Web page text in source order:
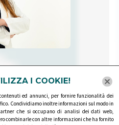
Bitto
in Medicina dello
Chirurgo. Sono
I COOKIE!
ed annunci, per fornire funzionalità dei
Condividiamo inoltre informazioni sul modo in
che si occupano di analisi dei dati web,
combinarle con altre informazioni che ha fornito